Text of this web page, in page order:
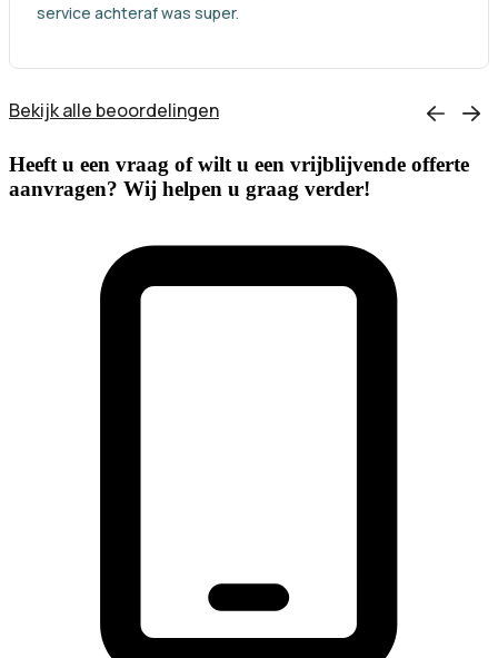
service achteraf was super.
Bekijk alle beoordelingen
Heeft u een vraag of wilt u een vrijblijvende offerte
aanvragen? Wij helpen u graag verder!